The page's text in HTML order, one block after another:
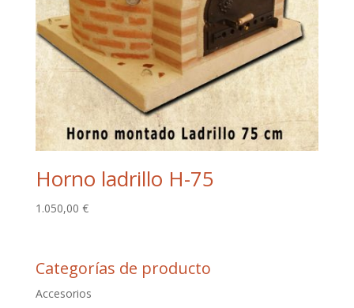
Horno ladrillo H-75
1.050,00 €
Categorías de producto
Accesorios